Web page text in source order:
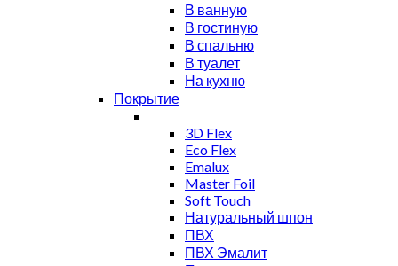
В ванную
В гостиную
В спальню
В туалет
На кухню
Покрытие
3D Flex
Eco Flex
Emalux
Master Foil
Soft Touch
Натуральный шпон
ПВХ
ПВХ Эмалит